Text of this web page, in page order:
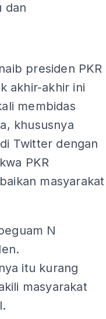
dan
presiden PKR
akhir-akhir ini
membidas
khususnya
Twitter dengan
PKR
masyarakat
N
itu kurang
masyarakat